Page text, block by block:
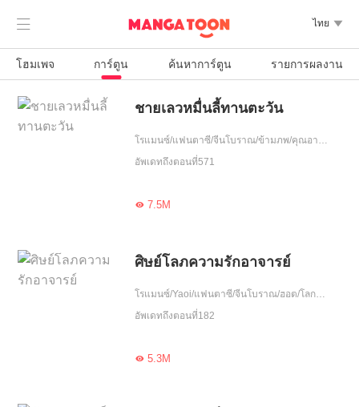
 ไทย 
โฮมเพจ การ์ตูน ค้นหาการ์ตูน รายการผลงาน
ชายเลวหมื่นลี้ทานตะวัน
โรแมนซ์/แฟนตาซี/จีนโบราณ/ข้ามภพ/คุณอาจชอบ/แก้แค้น/ฮอต/อัพเกรด
อัพเดทถึงตอนที่571
7.5M
ศิษย์โลภความรักอาจารย์
โรแมนซ์/Yaoi/แฟนตาซี/จีนโบราณ/ฮอต/โลกลึกลับ/รักเศร้า/ความรัก/ล่าปีศาจ/ปกป้อง/รักเดียวใจเดียว/เอาแต่ใจ
อัพเดทถึงตอนที่182
5.3M